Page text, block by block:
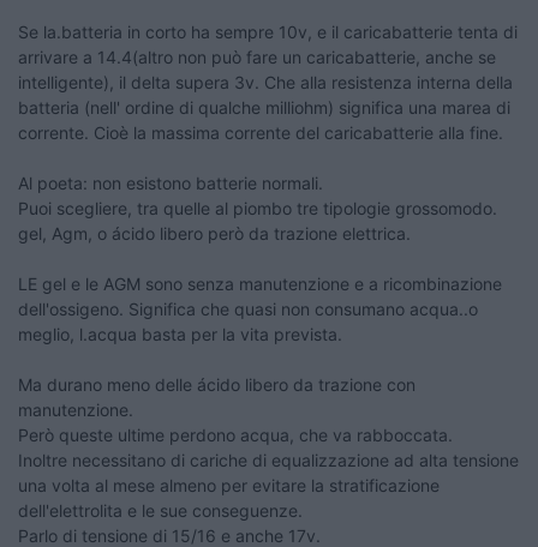
Se la.batteria in corto ha sempre 10v, e il caricabatterie tenta di
arrivare a 14.4(altro non può fare un caricabatterie, anche se
intelligente), il delta supera 3v. Che alla resistenza interna della
batteria (nell' ordine di qualche milliohm) significa una marea di
corrente. Cioè la massima corrente del caricabatterie alla fine.
Al poeta: non esistono batterie normali.
Puoi scegliere, tra quelle al piombo tre tipologie grossomodo.
gel, Agm, o ácido libero però da trazione elettrica.
LE gel e le AGM sono senza manutenzione e a ricombinazione
dell'ossigeno. Significa che quasi non consumano acqua..o
meglio, l.acqua basta per la vita prevista.
Ma durano meno delle ácido libero da trazione con
manutenzione.
Però queste ultime perdono acqua, che va rabboccata.
Inoltre necessitano di cariche di equalizzazione ad alta tensione
una volta al mese almeno per evitare la stratificazione
dell'elettrolita e le sue conseguenze.
Parlo di tensione di 15/16 e anche 17v.